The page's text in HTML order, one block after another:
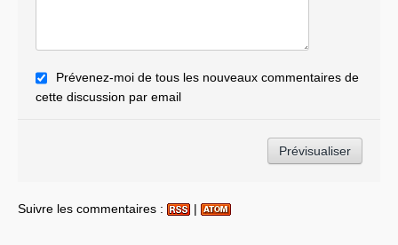
Prévenez-moi de tous les nouveaux commentaires de
cette discussion par email
Suivre les commentaires : |